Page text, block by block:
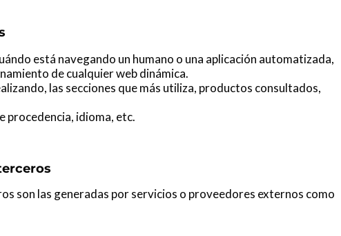
está navegando un humano o una aplicación automatizada,
de cualquier web dinámica.
las secciones que más utiliza, productos consultados,
procedencia, idioma, etc.
son las generadas por servicios o proveedores externos como